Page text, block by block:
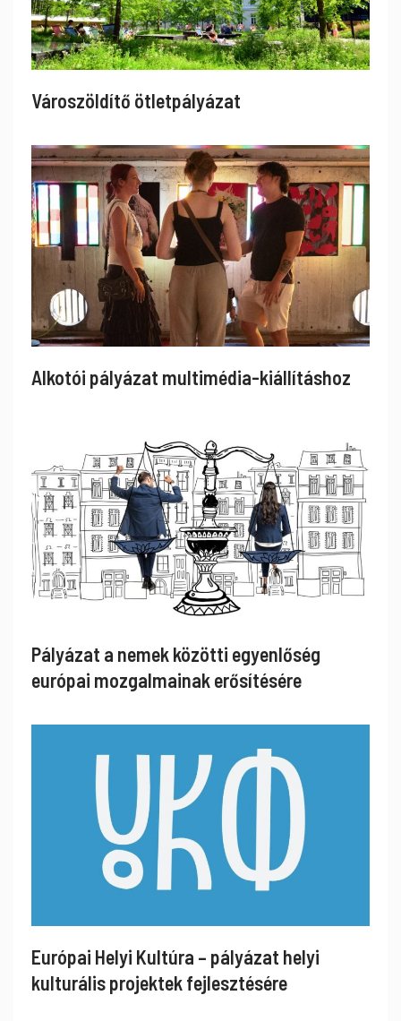
Városzöldítő ötletpályázat
Alkotói pályázat multimédia-kiállításhoz
Pályázat a nemek közötti egyenlőség
európai mozgalmainak erősítésére
Európai Helyi Kultúra – pályázat helyi
kulturális projektek fejlesztésére